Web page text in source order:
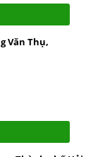
Văn Thụ,